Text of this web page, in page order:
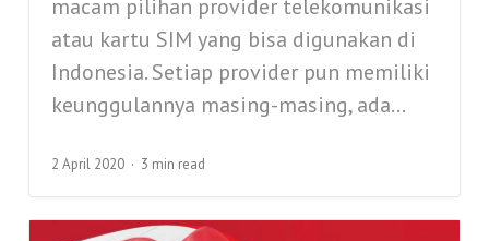
macam pilihan provider telekomunikasi
atau kartu SIM yang bisa digunakan di
Indonesia. Setiap provider pun memiliki
keunggulannya masing-masing, ada...
2 April 2020 3 min read